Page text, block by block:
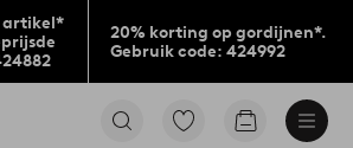
artikel*
20% korting op gordijnen*.
Gebruik code: 424992
Ga
Go